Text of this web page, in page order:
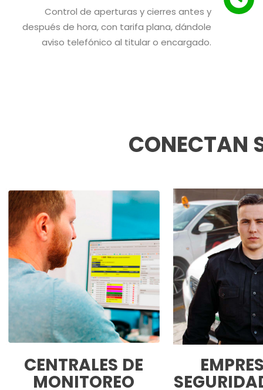
Control de aperturas y cierres antes y
después de hora, con tarifa plana, dándole
aviso telefónico al titular o encargado.
CONECTAN
CENTRALES DE
MONITOREO